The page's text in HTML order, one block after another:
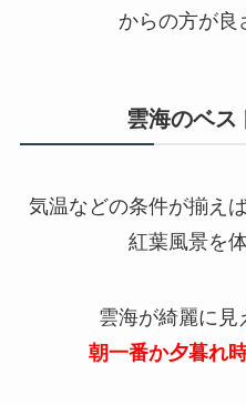
からの方が良
雲海のベス
気温などの条件が揃え
紅葉風景を
雲海が綺麗に見
朝一番か夕暮れ